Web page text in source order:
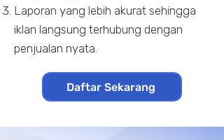
Laporan yang lebih akurat sehingga
iklan langsung terhubung dengan
penjualan nyata.
Daftar Sekarang